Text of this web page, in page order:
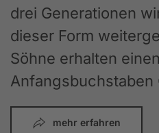
drei Generationen
dieser Form
Söhne erhalten
Anfangsbuchstaben
mehr erfahren